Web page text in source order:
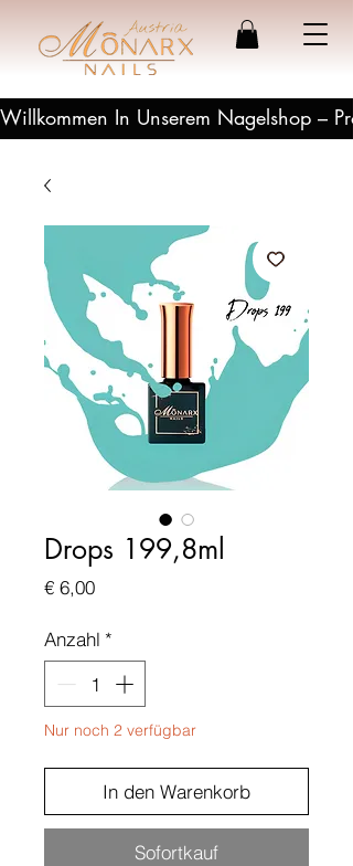
Willkommen In Unserem Nagelshop –
Drops 199,8ml
€ 6,00Preis
Anzahl *
Nur noch 2 verfügbar
In den Warenkorb
Sofortkauf